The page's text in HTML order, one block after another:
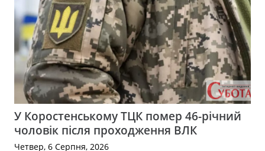
У Коростенському ТЦК помер 46-річний
чоловік після проходження ВЛК
Четвер, 6 Серпня, 2026